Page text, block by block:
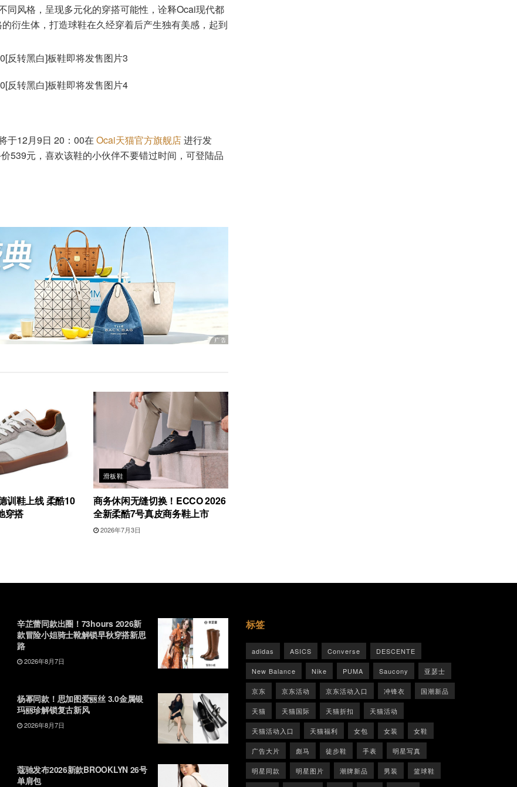
同风格，呈现多元化的穿搭可能性，诠释Ocai现代都
衍生体，打造球鞋在久经穿着后产生独有美感，起到
于12月9日 20：00在 Ocai天猫官方旗舰店进行发
539元，喜欢该鞋的小伙伴不要错过时间，可登陆品
训鞋上线 柔酷10
穿搭
滑板鞋
商务休闲无缝切换！ECCO 2026
全新柔酷7号真皮商务鞋上市
2026年7月3日
辛芷蕾同款出圈！73hours 2026新
款冒险小姐骑士靴解锁早秋穿搭新思
路
2026年8月7日
杨幂同款！思加图爱丽丝 3.0金属银
玛丽珍解锁复古新风
2026年8月7日
蔻驰发布2026新款BROOKLYN 26号
单肩包
标签
adidas ASICS Converse DESCENTE
New Balance Nike PUMA Saucony 亚瑟士
京东 京东活动 京东活动入口 冲锋衣 国潮新品
天猫 天猫国际 天猫折扣 天猫活动
天猫活动入口 天猫福利 女包 女装 女鞋
广告大片 彪马 徒步鞋 手表 明星写真
明星同款 明星图片 潮牌新品 男装 篮球鞋